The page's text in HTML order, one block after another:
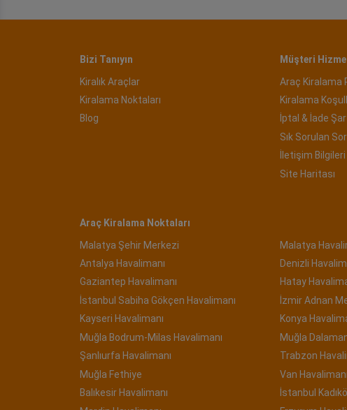
Bizi Tanıyın
Kiralık Araçlar
Kiralama Noktaları
Blog
Müşteri
Araç Kiralama
Kiralama
İptal & İade
Sık Sorulan
İletişim Bilgileri
Site Haritası
Araç Kiralama Noktaları
Malatya Şehir Merkezi
Antalya Havalimanı
Gaziantep Havalimanı
İstanbul Sabiha Gökçen Havalimanı
Kayseri Havalimanı
Muğla Bodrum-Milas Havalimanı
Şanlıurfa Havalimanı
Muğla Fethiye
Balıkesir Havalimanı
Malatya
Denizli
Hatay
İzmir Adnan
Konya
Muğla
Trabzon
Van Havalimanı
İstanbul